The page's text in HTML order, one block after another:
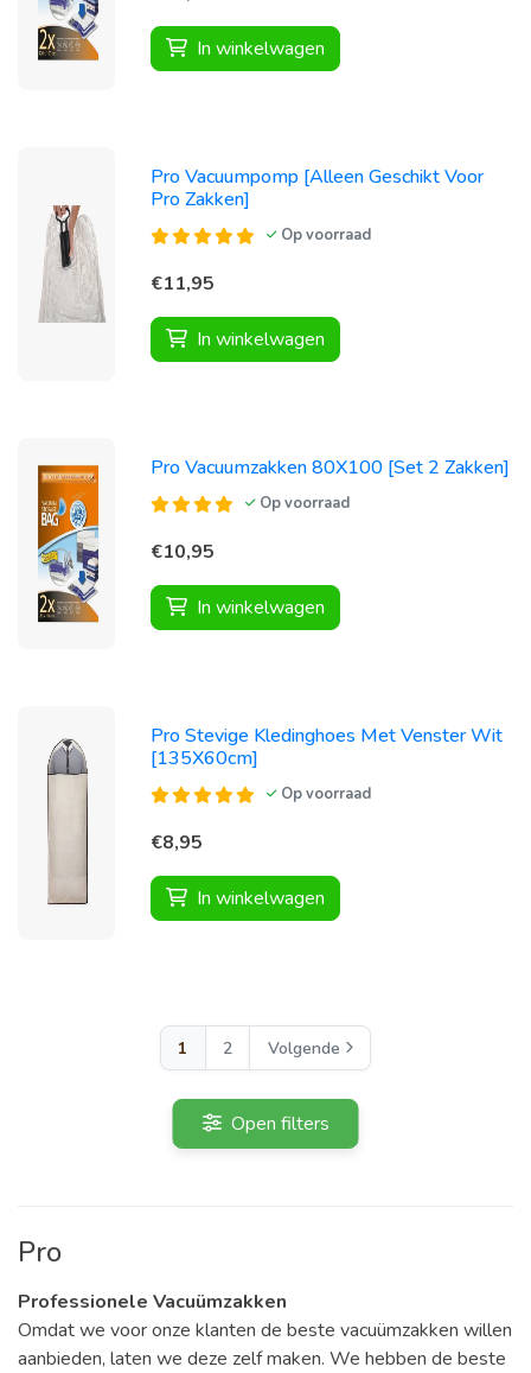
In winkelwagen
Pro Vacuumpomp [Alleen Geschikt Voor
Pro Zakken]
Op voorraad
€11,95
In winkelwagen
Pro Vacuumzakken 80X100 [Set 2 Zakken]
Op voorraad
€10,95
In winkelwagen
Pro Stevige Kledinghoes Met Venster Wit
[135X60cm]
Op voorraad
€8,95
In winkelwagen
1 2 Volgende
Open filters
Pro
Professionele Vacuümzakken
Omdat we voor onze klanten de beste vacuümzakken willen
aanbieden, laten we deze zelf maken. We hebben de beste